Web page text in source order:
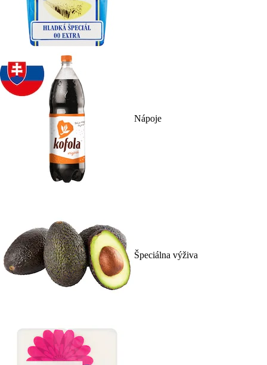
Nápoje
Špeciálna výživa